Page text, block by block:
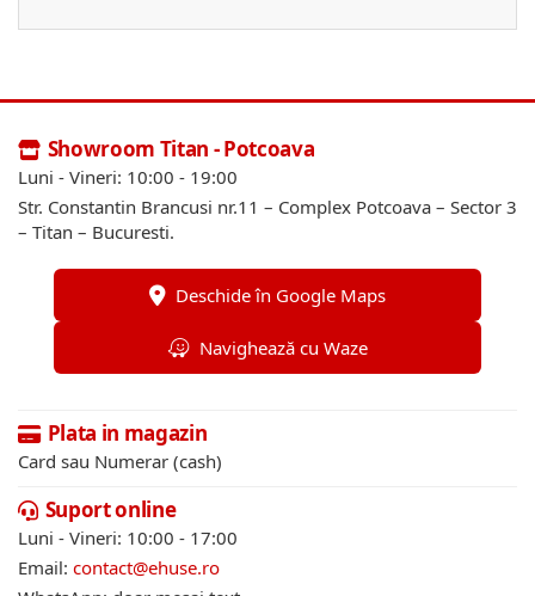
în
produsului.
în
Showroom Titan - Potcoava
Luni - Vineri: 10:00 - 19:00
Str. Constantin Brancusi nr.11 – Complex Potcoava – Sector 3
– Titan – Bucuresti.
Deschide în Google Maps
Navighează cu Waze
Plata in magazin
Card sau Numerar (cash)
Suport online
Luni - Vineri: 10:00 - 17:00
Email: contact@ehuse.ro